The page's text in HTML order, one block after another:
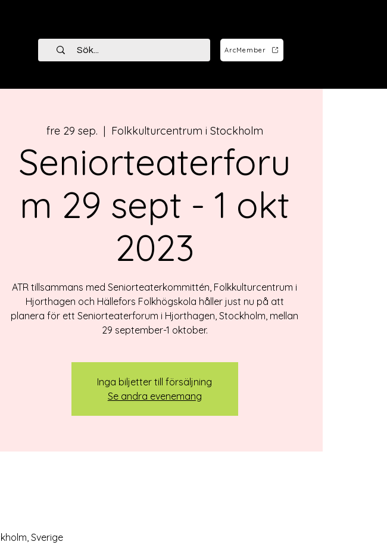
ArcMember
fre 29 sep.
  |
Folkkulturcentrum i Stockholm
Seniorteaterforu
m 29 sept - 1 okt
2023
ATR tillsammans med Seniorteaterkommittén, Folkkulturcentrum i
Hjorthagen och Hällefors Folkhögskola håller just nu på att
planera för ett Seniorteaterforum i Hjorthagen, Stockholm, mellan
29 september-1 oktober.
Inga biljetter till försäljning
Se andra evenemang
Sverige